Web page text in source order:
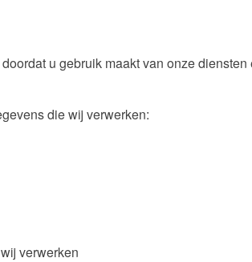
u gebruik maakt van onze diensten
die wij verwerken:
verwerken